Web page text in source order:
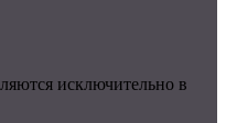
исключительно в